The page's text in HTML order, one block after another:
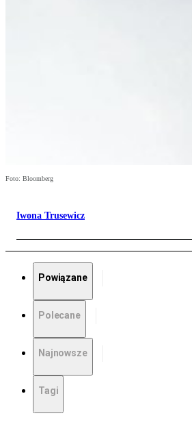
Foto: Bloomberg
Iwona Trusewicz
Powiązane
Polecane
Najnowsze
Tagi